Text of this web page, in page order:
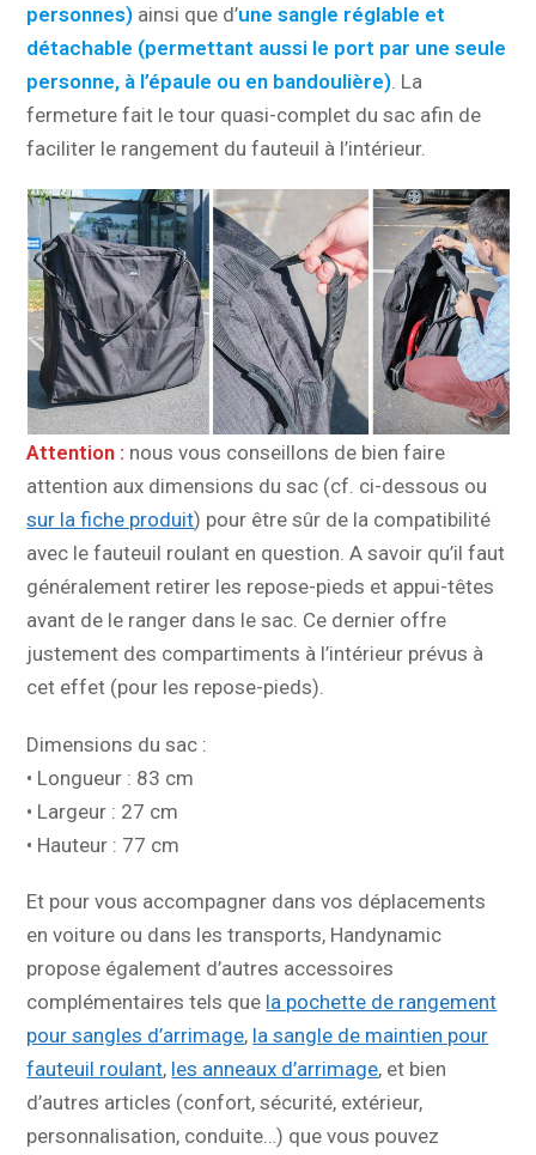
personnes) ainsi que d’une sangle réglable et
détachable (permettant aussi le port par une seule
personne, à l’épaule ou en bandoulière) . La
fermeture fait le tour quasi-complet du sac afin de
faciliter le rangement du fauteuil à l’intérieur.
Attention : nous vous conseillons de bien faire
attention aux dimensions du sac (cf. ci-dessous ou
sur la fiche produit) pour être sûr de la compatibilité
avec le fauteuil roulant en question. A savoir qu’il faut
généralement retirer les repose-pieds et appui-têtes
avant de le ranger dans le sac. Ce dernier offre
justement des compartiments à l’intérieur prévus à
cet effet (pour les repose-pieds).
Dimensions du sac :
• Longueur : 83 cm
• Largeur : 27 cm
• Hauteur : 77 cm
Et pour vous accompagner dans vos déplacements
en voiture ou dans les transports, Handynamic
propose également d’autres accessoires
complémentaires tels que la pochette de rangement
pour sangles d’arrimage, la sangle de maintien pour
fauteuil roulant, les anneaux d’arrimage, et bien
d’autres articles (confort, sécurité, extérieur,
personnalisation, conduite…) que vous pouvez